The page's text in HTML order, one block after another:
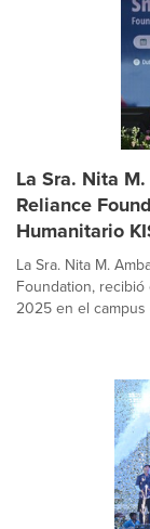
La Sra. Nita
Reliance
Humanitario
La Sra. Nita M.
Foundation,
2025 en el campus